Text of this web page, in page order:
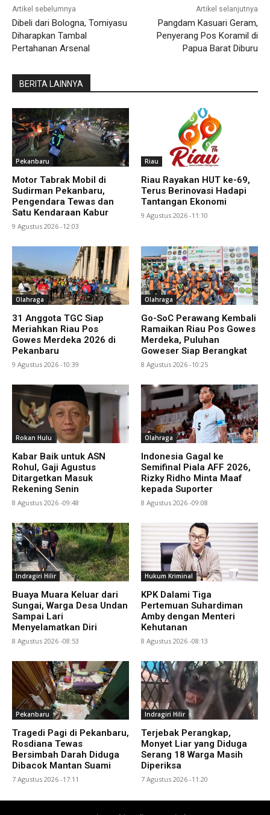
Artikel sebelumnya
Dibeli dari Bologna, Tomiyasu
Diharapkan Tambal
Pertahanan Arsenal
Artikel selanjutnya
Pangdam Kasuari Geram,
Penyerang Pos Koramil di
Papua Barat Diburu
BERITA LAINNYA
Pekanbaru
Motor Tabrak Mobil di
Sudirman Pekanbaru,
Pengendara Tewas dan
Satu Kendaraan Kabur
9 Agustus 2026 -12:03
Riau
Riau Rayakan HUT ke-69,
Terus Berinovasi Hadapi
Tantangan Ekonomi
9 Agustus 2026 -11:10
Olahraga
31 Anggota TGC Siap
Meriahkan Riau Pos
Gowes Merdeka 2026 di
Pekanbaru
9 Agustus 2026 -10:39
Olahraga
Go-SoC Perawang Kembali
Ramaikan Riau Pos Gowes
Merdeka, Puluhan
Goweser Siap Berangkat
8 Agustus 2026 -10:25
Rokan Hulu
Kabar Baik untuk ASN
Rohul, Gaji Agustus
Ditargetkan Masuk
Rekening Senin
8 Agustus 2026 -09:48
Olahraga
Indonesia Gagal ke
Semifinal Piala AFF 2026,
Rizky Ridho Minta Maaf
kepada Suporter
8 Agustus 2026 -09:08
Indragiri Hilir
Buaya Muara Keluar dari
Sungai, Warga Desa Undan
Sampai Lari
Menyelamatkan Diri
8 Agustus 2026 -08:53
Hukum Kriminal
KPK Dalami Tiga
Pertemuan Suhardiman
Amby dengan Menteri
Kehutanan
8 Agustus 2026 -08:13
Pekanbaru
Tragedi Pagi di Pekanbaru,
Rosdiana Tewas
Bersimbah Darah Diduga
Dibacok Mantan Suami
7 Agustus 2026 -17:11
Indragiri Hilir
Terjebak Perangkap,
Monyet Liar yang Diduga
Serang 18 Warga Masih
Diperiksa
7 Agustus 2026 -11:20